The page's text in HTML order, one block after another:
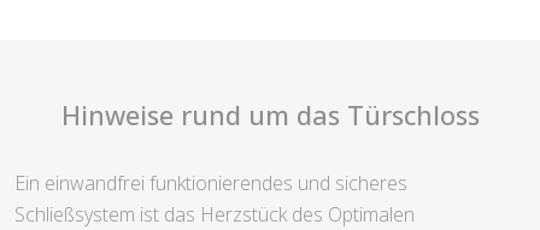
Hinweise rund um das Türschloss
Ein einwandfrei funktionierendes und sicheres
Schließsystem ist das Herzstück des Optimalen